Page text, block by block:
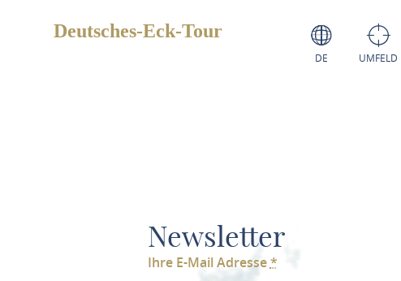
DE UMFELD
Deutsches-Eck-Tour
Newsletter
Ihre E-Mail Adresse*